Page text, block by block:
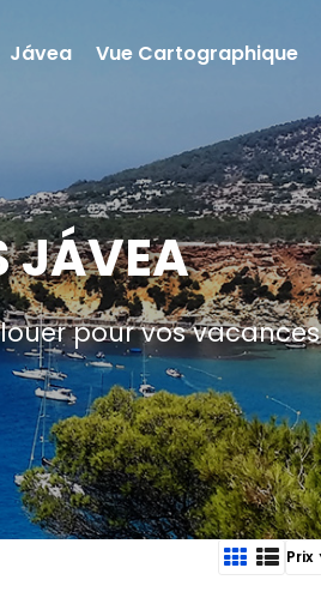
JÁVEA
pour vos vacances
Jávea Vue Cartographique